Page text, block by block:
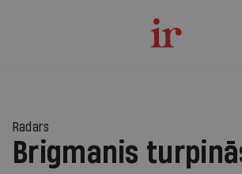
Radars
Brigmanis